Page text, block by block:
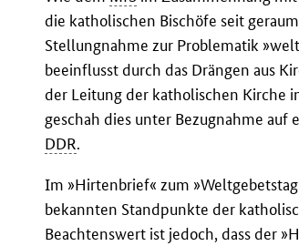
die katholischen Bischöfe seit
Stellungnahme zur Problematik
beeinflusst durch das Drängen aus
der Leitung der katholischen Kirche
geschah dies unter Bezugnahme
DDR.
Im »Hirtenbrief« zum
bekannten Standpunkte der
Beachtenswert ist jedoch, dass der